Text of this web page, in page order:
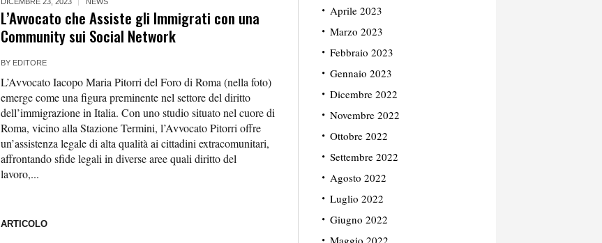
L’Avvocato che Assiste gli Immigrati con una
Community sui Social Network
BY EDITORE
L’Avvocato Iacopo Maria Pitorri del Foro di Roma (nella foto)
emerge come una figura preminente nel settore del diritto
dell’immigrazione in Italia. Con uno studio situato nel cuore di
Roma, vicino alla Stazione Termini, l’Avvocato Pitorri offre
un’assistenza legale di alta qualità ai cittadini extracomunitari,
affrontando sfide legali in diverse aree quali diritto del
lavoro,...
ARTICOLO
Aprile 2023
Marzo 2023
Febbraio 2023
Gennaio 2023
Dicembre 2022
Novembre 2022
Ottobre 2022
Settembre 2022
Agosto 2022
Luglio 2022
Giugno 2022
Maggio 2022